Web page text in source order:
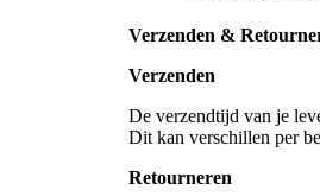
Verzenden &
Verzenden
De verzendtijd van je
Dit kan verschillen per
Retourneren